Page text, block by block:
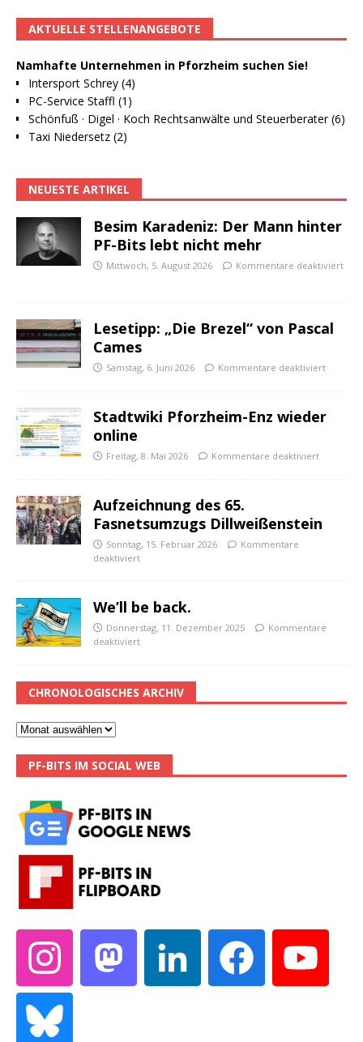
AKTUELLE STELLENANGEBOTE
Namhafte Unternehmen in Pforzheim suchen Sie!
Intersport Schrey (4)
PC-Service Staffl (1)
Schönfuß · Digel · Koch Rechtsanwälte und Steuerberater (6)
Taxi Niedersetz (2)
NEUESTE ARTIKEL
Besim Karadeniz: Der Mann hinter
PF-Bits lebt nicht mehr
Mittwoch, 5. August 2026 Kommentare deaktiviert
Lesetipp: „Die Brezel“ von Pascal
Cames
Samstag, 6. Juni 2026 Kommentare deaktiviert
Stadtwiki Pforzheim-Enz wieder
online
Freitag, 8. Mai 2026 Kommentare deaktiviert
Aufzeichnung des 65.
Fasnetsumzugs Dillweißenstein
Sonntag, 15. Februar 2026
Kommentare
deaktiviert
We’ll be back.
Donnerstag, 11. Dezember 2025
Kommentare
deaktiviert
CHRONOLOGISCHES ARCHIV
PF-BITS IM SOCIAL WEB